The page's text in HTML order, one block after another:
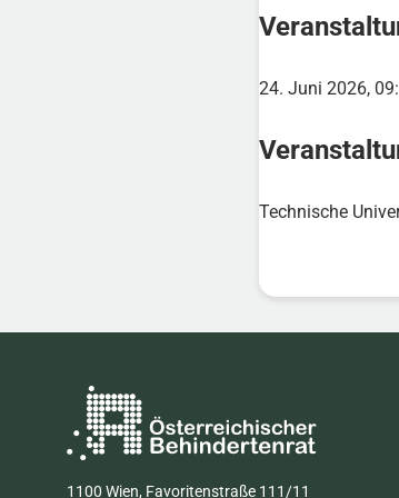
24. Juni 2026,
Technische
1100 Wien, Favoritenstraße 111/11